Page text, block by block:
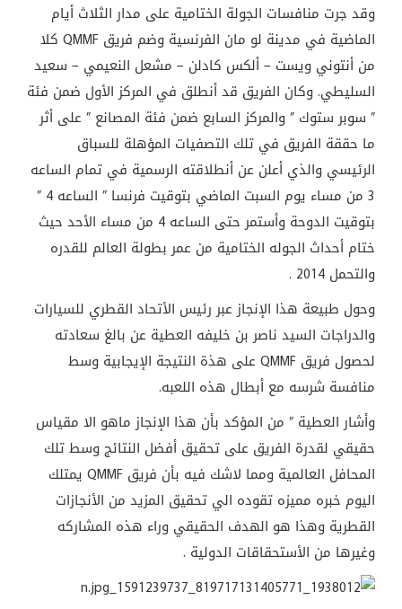
وقد جرت منافسات الجولة الختامية على مدار الثلاث أيام
الماضية في مدينة لو مان الفرنسية وضم فريق QMMF كلا
من أنتوني ويست – ألكس كادلن – مشعل النعيمي – سعيد
السليطي. وكان الفريق قد أنطلق في المركز الأول ضمن فئة
” سوبر ستوك ” والمركز السابع ضمن فئة المصانع ” على أثر
ما حققة الفريق في تلك التصفيات المؤهلة للسباق
الرئيسي والذي أعلن عن أنطلاقته الرسمية في تمام الساعه
3 من مساء يوم السبت الماضي بتوقيت فرنسا ” الساعه 4 ”
بتوقيت الدوحة وأستمر حتى الساعه 4 من مساء الأحد حيث
ختام أحداث الجوله الختامية من عمر بطولة العالم للقدره
والتحمل 2014 .
وحول طبيعة هذا الإنجاز عبر رئيس الأتحاد القطري للسيارات
والدراجات السيد ناصر بن خليفه العطية عن بالغ سعادته
لحصول فريق QMMF على هذة النتيجة الإيجابية وسط
منافسة شرسه مع أبطال هذه اللعبه.
وأشار العطية ” من المؤكد بأن هذا الإنجاز ماهو الا مقياس
حقيقي لقدرة الفريق على تحقيق أفضل النتائج وسط تلك
المحافل العالمية ومما لاشك فيه بأن فريق QMMF يمتلك
اليوم خبره مميزه تقوده الي تحقيق المزيد من الأنجازات
القطرية وهذا هو الهدف الحقيقي وراء هذه المشاركه
وغيرها من الأستحقاقات الدولية .